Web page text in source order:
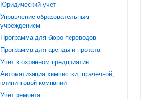
Юридический учет
Управление образовательным
учреждением
Программа для бюро переводов
Программа для аренды и проката
Учет в охранном предприятии
Автоматизация химчистки, прачечной,
клининговой компании
Учет ремонта